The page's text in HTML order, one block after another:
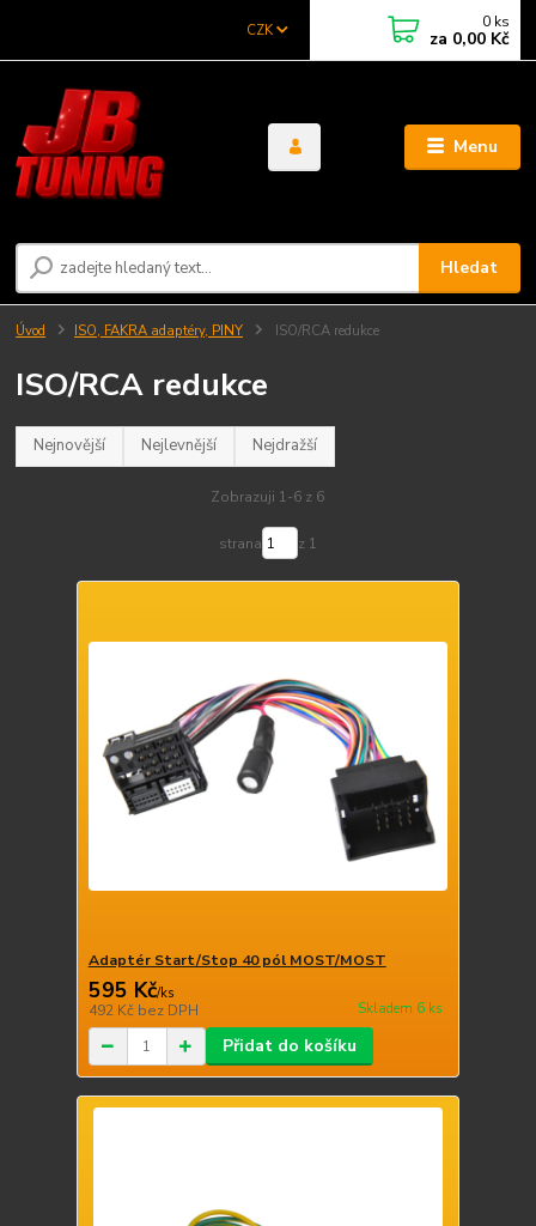
Menu
CZK
Hledat
0 ks
za 0,00 Kč
Úvod ISO, FAKRA adaptéry, PINY ISO/RCA redukce
ISO/RCA redukce
Nejnovější Nejlevnější Nejdražší
Zobrazuji 1-6 z 6
strana z 1
Adaptér Start/Stop 40 pól MOST/MOST
595 Kč/ks
492 Kč bez DPH Skladem 6 ks
Přidat do košíku